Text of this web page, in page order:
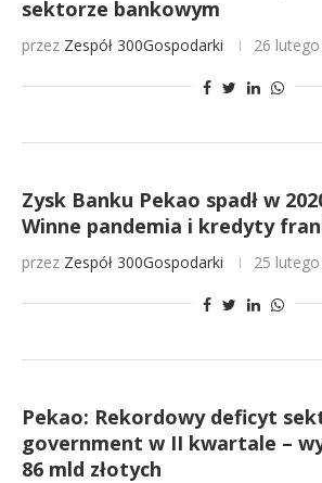
sektorze bankowym
przez Zespół 300Gospodarki 26 lutego
Zysk Banku Pekao spadł w
Winne pandemia i kredyty
przez Zespół 300Gospodarki 25 lutego
Pekao: Rekordowy deficyt
government w II kwartale –
86 mld złotych